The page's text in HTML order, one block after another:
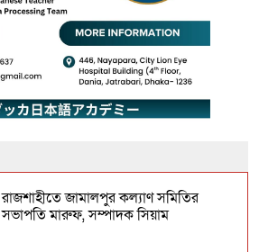
রাজশাহীতে জামালপুর কল্যাণ সমিতির
সভাপতি মারুফ, সম্পাদক সিয়াম